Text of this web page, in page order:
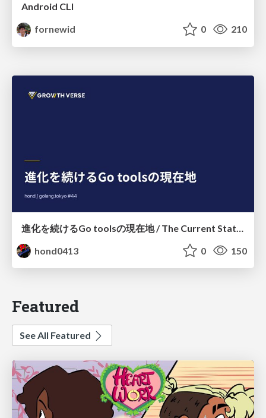
Android CLI
fornewid
0 210
hond0413
0 150
Featured
See All Featured